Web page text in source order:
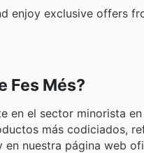
enjoy exclusive offers
Fes Més?
en el sector minorista
más codiciados,
nuestra página web